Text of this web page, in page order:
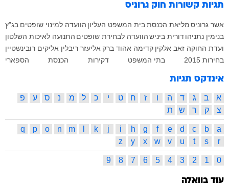
תגיות קשורות חוק גרוניס
אשר גרוניסמליאת הכנסתבית המשפט העליון הוועדה למינוי שופטים בג"ץ
בנימין נתניהודורית בינישהוועדה לבחירת שופטים התנועה לאיכות השלטון
ועדת החוקה זאב אלקין קדימה אהוד ברק אליעזר ריבלין אליקים רובינשטיין
בחירות 2015
בתי המשפט דקירות הכנסת הספארי
אינדקס תגיות
א ב ג ד ה ו ז ח ט י כ ל מ נ ס ע
פ
צ
ק ר ש ת
a
b
c
d
e
f
g
h
i
j
k
m
n
o
p
q
r
s
t
u
v
w
x
y
z
0
1
2
3
4
5
6
7
8
9
עוד בוואלה